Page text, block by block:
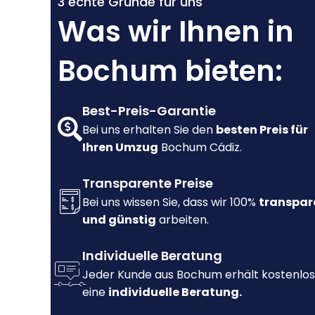
Was wir Ihnen in
Bochum bieten:
Best-Preis-Garantie
Bei uns erhalten Sie den besten Preis für
Ihren Umzug Bochum Cádiz.
Transparente Preise
Bei uns wissen Sie, dass wir 100%
und günstig arbeiten.
Individuelle Beratung
Jeder Kunde aus Bochum erhält kostenlos
eine individuelle Beratung.